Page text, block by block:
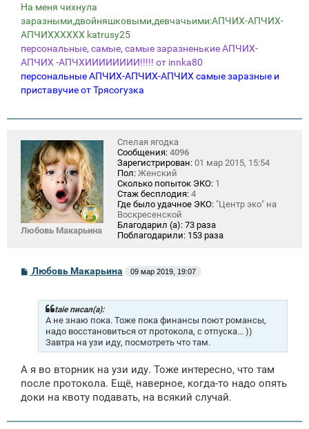
На меня чихнула
заразными,двойняшковыми,девчачьими:АПЧИХ-АПЧИХ-
АПЧИХХХХХХ katrusy25
персональные, самые, самые заразненькие АПЧИХ-
АПЧИХ -АПЧХИИИИИИИИ!!!!! от innka80
персональные АПЧИХ-АПЧИХ-АПЧИХ самые заразные и
приставучие от Трясогузка
Любовь Макарьина
Спелая ягодка
Сообщения: 4096
Зарегистрирован: 01 мар 2015, 15:54
Пол: Женский
Сколько попыток ЭКО: 1
Стаж бесплодия: 4
Где было удачное ЭКО: "Центр эко" на
Воскресенской
Благодарил (а): 73 раза
Поблагодарили: 153 раза
С
Любовь Макарьина 09 мар 2019, 19:07
taie писал(а):
А не знаю пока. Тоже пока финансы поют романсы,
надо восстановиться от протокола, с отпуска... ))
Завтра на узи иду, посмотреть что там.
А я во вторник на узи иду. Тоже интересно, что там
после протокола. Ещё, наверное, когда-то надо опять
доки на квоту подавать, на всякий случай.